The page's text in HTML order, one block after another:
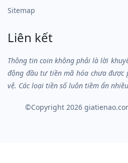
Sitemap
Liên kết
Thông tin coin không phải là lời
động đầu tư tiền mã hóa chưa được
vệ. Các loại tiền số luôn tiềm ẩn
©Copyright 2026